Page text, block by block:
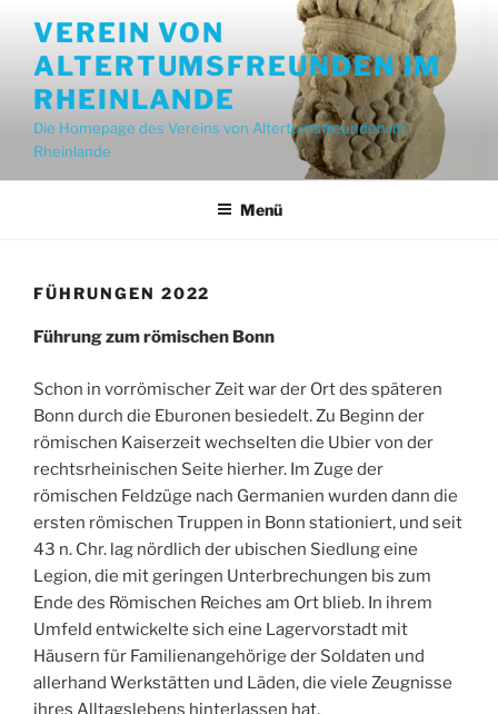
Inhalt
springen
VEREIN VON
ALTERTUMSFREUNDEN IM
RHEINLANDE
Die Homepage des Vereins von Altertumsfreunden im
Rheinlande
Menü
FÜHRUNGEN 2022
Führung zum römischen Bonn
Schon in vorrömischer Zeit war der Ort des späteren
Bonn durch die Eburonen besiedelt. Zu Beginn der
römischen Kaiserzeit wechselten die Ubier von der
rechtsrheinischen Seite hierher. Im Zuge der
römischen Feldzüge nach Germanien wurden dann die
ersten römischen Truppen in Bonn stationiert, und seit
43 n. Chr. lag nördlich der ubischen Siedlung eine
Legion, die mit geringen Unterbrechungen bis zum
Ende des Römischen Reiches am Ort blieb. In ihrem
Umfeld entwickelte sich eine Lagervorstadt mit
Häusern für Familienangehörige der Soldaten und
allerhand Werkstätten und Läden, die viele Zeugnisse
ihres Alltagslebens hinterlassen hat.